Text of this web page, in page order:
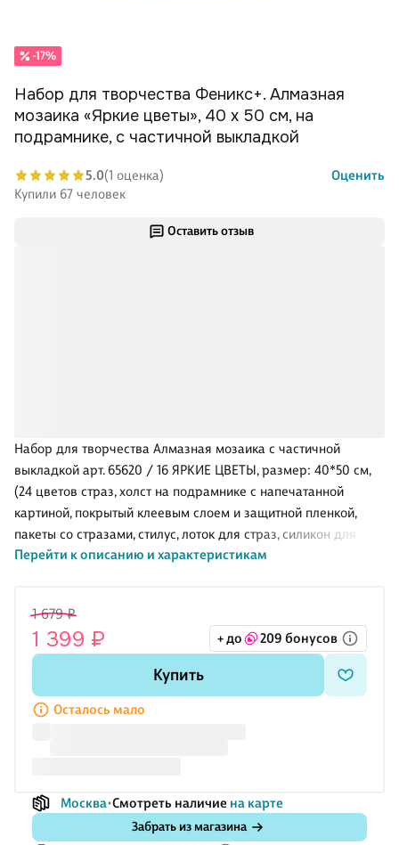
Оставить отзыв
Набор для творчества Алмазная мозаика с частичной
выкладкой арт. 65620 / 16 ЯРКИЕ ЦВЕТЫ, размер: 40*50 см,
(24 цветов страз, холст на подрамнике с напечатанной
картиной, покрытый клеевым слоем и защитной пленкой,
пакеты со стразами, стилус, лоток для страз, силикон для
страз, клей, подвесы для подрамника, пинцет металлический,
тип выкладки: частичная, картонная коробка с ручкой).
Перейти к описанию и характеристикам
-17%
Набор для творчества Феникс+. Алмазная
мозаика «Яркие цветы», 40 х 50 см, на
подрамнике, с частичной выкладкой
5.0(1 оценка)
Оценить
Купили 67 человек
1 679 ₽
1 399 ₽ + до 209 бонусов
Купить
Осталось мало
Москва Смотреть наличие на карте
Забрать из магазина